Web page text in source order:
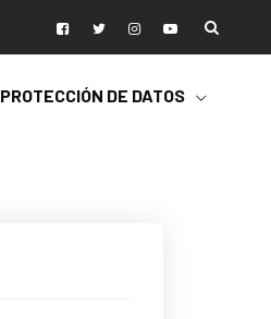
PROTECCIÓN DE DATOS